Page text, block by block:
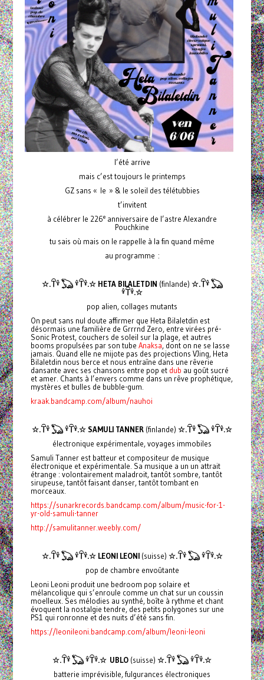
l’été arrive
mais c’est toujours le printemps
GZ sans « le » & le soleil des télétubbies
t’invitent
à célébrer le 226e anniversaire de l’astre Alexandre
Pouchkine
tu sais où mais on le rappelle à la fin quand même
au programme :
☆.𓋼𓍊 𓆏 𓍊𓋼𓍊.☆ HETA BILALETDIN (finlande) ☆.𓋼𓍊 𓆏
𓍊𓋼𓍊.☆
pop alien, collages mutants
On peut sans nul doute affirmer que Heta Bilaletdin est
désormais une familière de Grrrnd Zero, entre virées pré-
Sonic Protest, couchers de soleil sur la plage, et autres
booms propulsées par son tube Anaksa, dont on ne se lasse
jamais. Quand elle ne mijote pas des projections VJing, Heta
Bilaletdin nous berce et nous entraîne dans une rêverie
dansante avec ses chansons entre pop et dub au goût sucré
et amer. Chants à l’envers comme dans un rêve prophétique,
mystères et bulles de bubble-gum.
kraak.bandcamp.com/album/nauhoi
☆.𓋼𓍊 𓆏 𓍊𓋼𓍊.☆ SAMULI TANNER (finlande) ☆.𓋼𓍊 𓆏 𓍊𓋼𓍊.☆
électronique expérimentale, voyages immobiles
Samuli Tanner est batteur et compositeur de musique
électronique et expérimentale. Sa musique a un un attrait
étrange : volontairement maladroit, tantôt sombre, tantôt
sirupeuse, tantôt faisant danser, tantôt tombant en
morceaux.
https://sunarkrecords.bandcamp.com/album/music-for-1-
yr-old-samuli-tanner
http://samulitanner.weebly.com/
☆.𓋼𓍊 𓆏 𓍊𓋼𓍊.☆LEONI LEONI (suisse) ☆.𓋼𓍊 𓆏 𓍊𓋼𓍊.☆
pop de chambre envoûtante
Leoni Leoni produit une bedroom pop solaire et
mélancolique qui s’enroule comme un chat sur un coussin
moelleux. Ses mélodies au synthé, boîte à rythme et chant
évoquent la nostalgie tendre, des petits polygones sur une
PS1 qui ronronne et des nuits d’été sans fin.
https://leonileoni.bandcamp.com/album/leoni-leoni
☆.𓋼𓍊 𓆏 𓍊𓋼𓍊.☆ UBLO (suisse) ☆.𓋼𓍊 𓆏 𓍊𓋼𓍊.☆
batterie imprévisible, fulgurances électroniques